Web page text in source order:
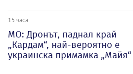
15 часа
МО: Дронът, паднал край
„Кардам“, най-вероятно е
украинска примамка „Майя“